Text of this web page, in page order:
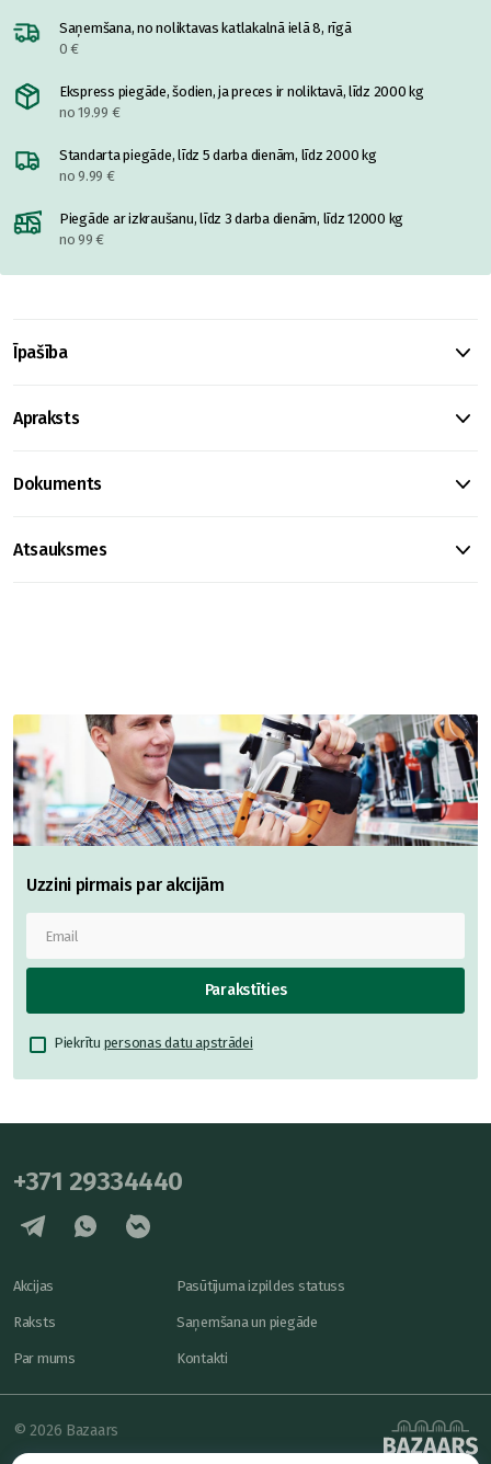
Saņemšana, no noliktavas katlakalnā ielā 8, rīgā
0 €
Ekspress piegāde, šodien, ja preces ir noliktavā, līdz 2000 kg
no 19.99 €
Standarta piegāde, līdz 5 darba dienām, līdz 2000 kg
no 9.99 €
Piegāde ar izkraušanu, līdz 3 darba dienām, līdz 12000 kg
no 99 €
Īpašība
Apraksts
Dokuments
Atsauksmes
Uzzini pirmais par akcijām
Parakstīties
Piekrītu personas datu apstrādei
+371 29334440
Akcijas
Raksts
Par mums
Pasūtījuma izpildes statuss
Saņemšana un piegāde
Kontakti
© 2026 Bazaars